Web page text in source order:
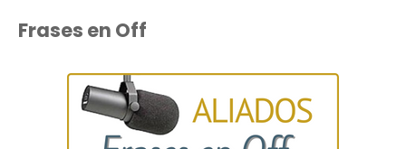
Frases en Off